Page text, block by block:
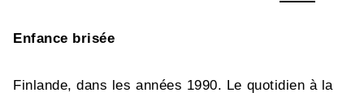
Enfance brisée
Finlande, dans les années 1990. Le quotidien à la